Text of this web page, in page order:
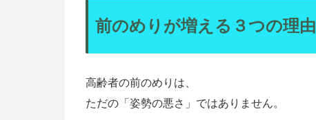
前のめりが増える３つの理由
高齢者の前のめりは、
ただの「姿勢の悪さ」ではありません。